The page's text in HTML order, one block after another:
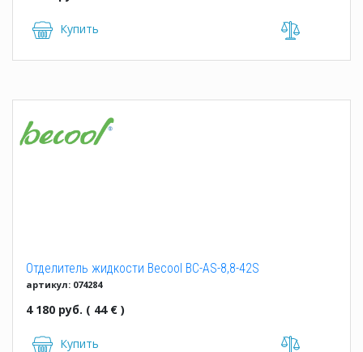
Купить
Отделитель жидкости Becool BC-AS-8,8-42S
артикул: 074284
4 180 руб. ( 44 € )
Купить